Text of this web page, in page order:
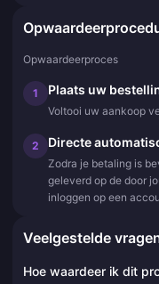
Opwaardeerproces
1 Plaats uw
Voltooi uw aankoop
2 Directe
Zodra je betaling is
geleverd op de door
inloggen op een
Veelgestelde
Hoe waardeer ik dit